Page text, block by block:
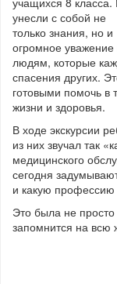
унесли с собой не
только знания, но и
огромное уважение
людям, которые
спасения других.
готовыми помочь в
жизни и здоровья.
В ходе экскурсии
из них звучал так
медицинского
сегодня
и какую профессию
Это была не
запомнится на всю